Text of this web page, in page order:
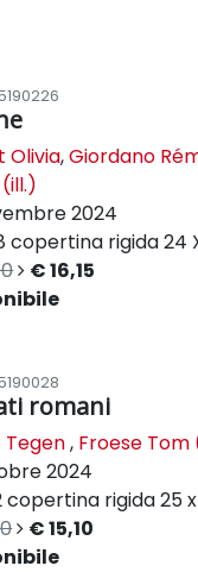
Olivia,Giordano
2024
copertina rigida24
€ 16,15
romani
Tegen, Froese Tom
2024
copertina rigida25
€ 15,10